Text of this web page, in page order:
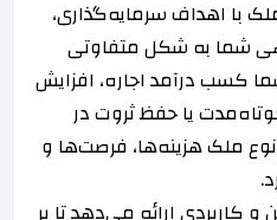
با اهداف سرمایه‌گذاری،
شما به شکل متفاوتی
کسب درآمد اجاره، افزایش
یا حفظ ثروت در
نوع ملک هزینه‌ها، فرصت‌ها و
کاربردی ارائه می‌دهد تا بر